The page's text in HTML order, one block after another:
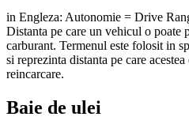
in Engleza: Autonomie = Drive
Distanta pe care un vehicul o poate
carburant. Termenul este folosit in
si reprezinta distanta pe care
reincarcare.
Baie de ulei